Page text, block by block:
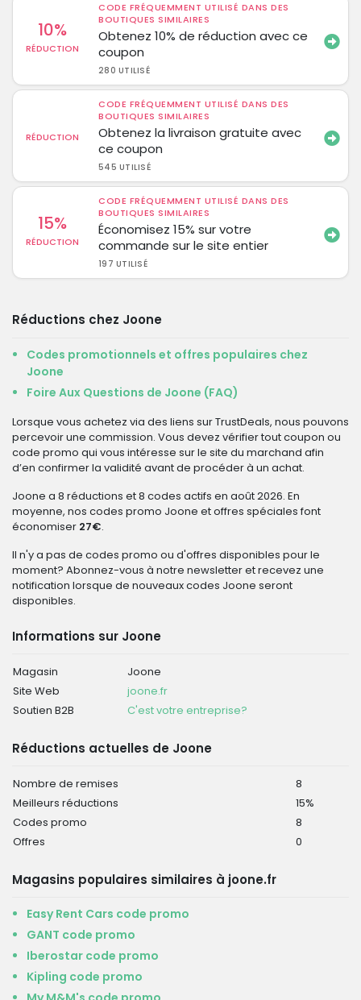
10%
RÉDUCTION
CODE FRÉQUEMMENT UTILISÉ DANS DES
BOUTIQUES SIMILAIRES
Obtenez 10% de réduction avec ce
coupon
280 UTILISÉ
RÉDUCTION
CODE FRÉQUEMMENT UTILISÉ DANS DES
BOUTIQUES SIMILAIRES
Obtenez la livraison gratuite avec
ce coupon
545 UTILISÉ
15%
RÉDUCTION
CODE FRÉQUEMMENT UTILISÉ DANS DES
BOUTIQUES SIMILAIRES
Économisez 15% sur votre
commande sur le site entier
197 UTILISÉ
Réductions chez Joone
Codes promotionnels et offres populaires chez
Joone
Foire Aux Questions de Joone (FAQ)
Lorsque vous achetez via des liens sur TrustDeals, nous pouvons
percevoir une commission. Vous devez vérifier tout coupon ou
code promo qui vous intéresse sur le site du marchand afin
d’en confirmer la validité avant de procéder à un achat.
Joone a 8 réductions et 8 codes actifs en août 2026. En
moyenne, nos codes promo Joone et offres spéciales font
économiser 27€.
Il n'y a pas de codes promo ou d'offres disponibles pour le
moment? Abonnez-vous à notre newsletter et recevez une
notification lorsque de nouveaux codes Joone seront
disponibles.
Informations sur Joone
Magasin
Joone
Site Web
joone.fr
Soutien B2B
C'est votre entreprise?
Réductions actuelles de Joone
Nombre de remises
8
Meilleurs réductions
15%
Codes promo
8
Offres
0
Magasins populaires similaires à joone.fr
Easy Rent Cars code promo
GANT code promo
Iberostar code promo
Kipling code promo